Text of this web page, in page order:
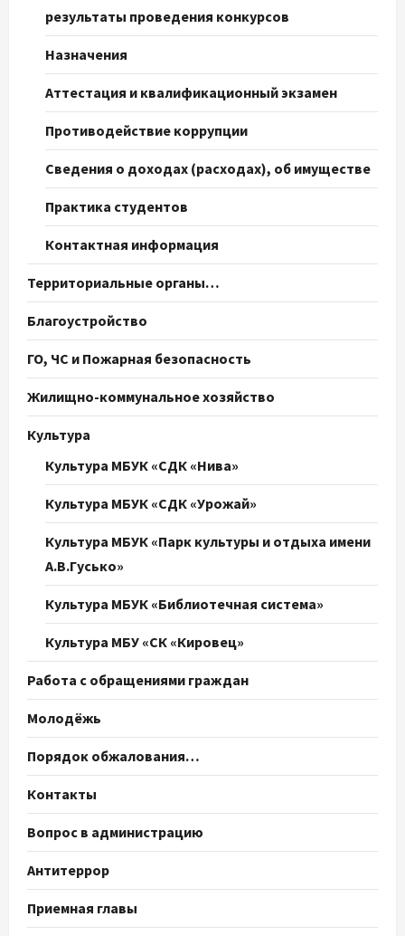
результаты проведения конкурсов
Назначения
Аттестация и квалификационный экзамен
Противодействие коррупции
Сведения о доходах (расходах), об имуществе
Практика студентов
Контактная информация
Территориальные органы…
Благоустройство
ГО, ЧС и Пожарная безопасность
Жилищно-коммунальное хозяйство
Культура
Культура МБУК «СДК «Нива»
Культура МБУК «СДК «Урожай»
Культура МБУК «Парк культуры и отдыха имени
А.В.Гусько»
Культура МБУК «Библиотечная система»
Культура МБУ «СК «Кировец»
Работа с обращениями граждан
Молодёжь
Порядок обжалования…
Контакты
Вопрос в администрацию
Антитеррор
Приемная главы